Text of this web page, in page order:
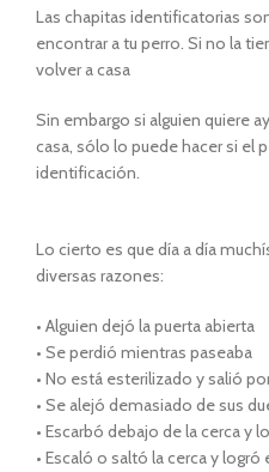
Las chapitas identificatorias
encontrar a tu perro. Si no la
volver a casa
Sin embargo si alguien quiere
casa, sólo lo puede hacer si el
identificación.
Lo cierto es que dí­a a dí­a
diversas razones:
• Alguien dejó la puerta abierta
• Se perdió mientras paseaba
• No está esterilizado y salió
• Se alejó demasiado de sus
• Escarbó debajo de la cerca y
• Escaló o saltó la cerca y logró